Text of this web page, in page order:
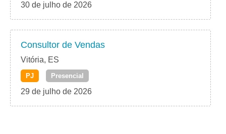
30 de julho de 2026
Consultor de Vendas
Vitória, ES
PJ Presencial
29 de julho de 2026